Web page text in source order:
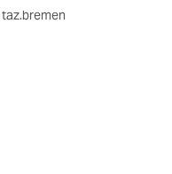
taz.bremen